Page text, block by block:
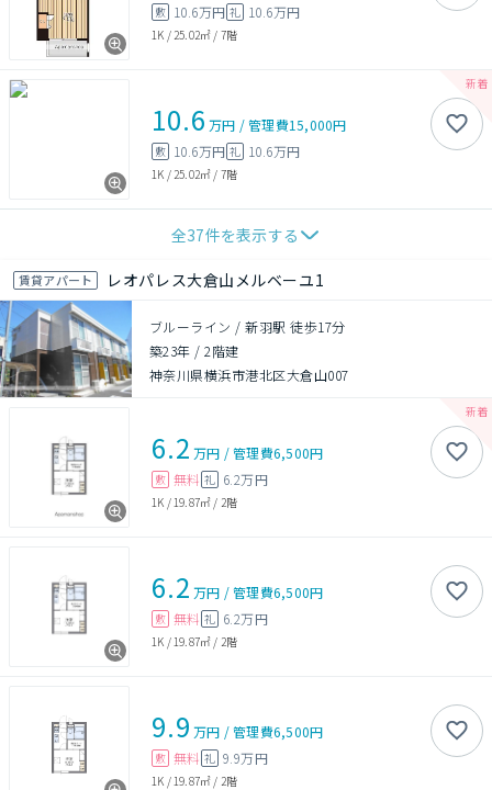
敷 10.6万円 礼 10.6万円
1K / 25.02㎡ / 7階
10.6 万円 /管理費15,000円
敷 10.6万円 礼 10.6万円
1K / 25.02㎡ / 7階
全37件を表示する
賃貸アパート レオパレス大倉山メルベーユ1
ブルーライン / 新羽駅 徒歩17分
築23年 /2階建
神奈川県横浜市港北区大倉山007
6.2 万円 /管理費6,500円
敷 無料 礼 6.2万円
1K / 19.87㎡ / 2階
6.2 万円 /管理費6,500円
敷 無料 礼 6.2万円
1K / 19.87㎡ / 2階
9.9 万円 /管理費6,500円
敷 無料 礼 9.9万円
1K / 19.87㎡ / 2階